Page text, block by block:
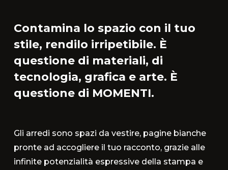
Contamina lo spazio con il tuo
stile, rendilo irripetibile. È
questione di materiali, di
tecnologia, grafica e arte. È
questione di MOMENTI.
Gli arredi sono spazi da vestire, pagine bianche
pronte ad accogliere il tuo racconto, grazie alle
infinite potenzialità espressive della stampa e